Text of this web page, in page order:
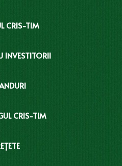
CRIS-TIM
INVESTITORII
CRIS-TIM